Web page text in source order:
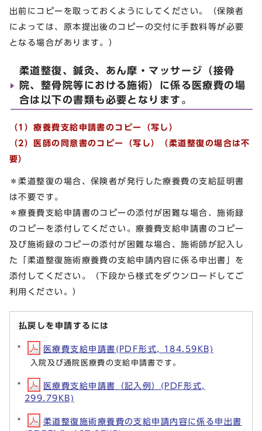
出前にコピーを取っておくようにしてください。（保険者
によっては、原本提出後のコピーの交付に手数料等が必要
となる場合があります。）
柔道整復、鍼灸、あん摩・マッサージ（接骨
院、整骨院等における施術）に係る医療費の場
合は以下の書類も必要となります。
（1）療養費支給申請書のコピー（写し）
（2）医師の同意書のコピー（写し）（柔道整復の場合は不
要）
＊柔道整復の場合、保険者が発行した療養費の支給証明書
は不要です。
＊療養費支給申請書のコピーの添付が困難な場合、施術録
のコピーを添付してください。療養費支給申請書のコピー
及び施術録のコピーの添付が困難な場合、施術師が記入し
た「柔道整復施術療養費の支給申請内容に係る申出書」を
添付してください。（下段から様式をダウンロードしてご
利用ください。）
払戻しを申請するには
医療費支給申請書(PDF形式, 184.59KB)
入院及び通院医療費の支給申請書です。
医療費支給申請書（記入例）(PDF形式,
299.79KB)
柔道整復施術療養費の支給申請内容に係る申出書